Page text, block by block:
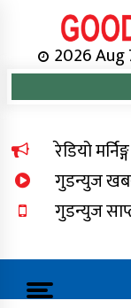
Online News
2026 Aug
रेडियो
गुडन्युज
गुडन्युज